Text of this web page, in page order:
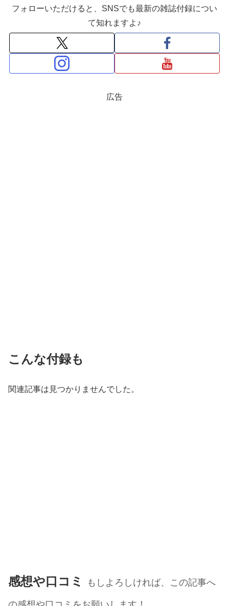
フォローいただけると、SNSでも最新の雑誌付録につい
て知れますよ♪
広告
こんな付録も
関連記事は見つかりませんでした。
感想や口コミ
もしよろしければ、この記事へ